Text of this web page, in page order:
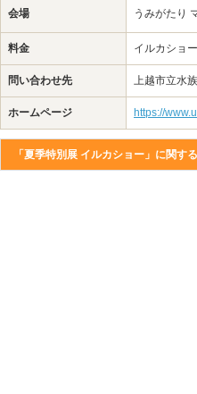
会場 うみがたり
料金 イルカショ
問い合わせ先 上越市立水
ホームページ https://
「夏季特別展 イルカショー」に関す